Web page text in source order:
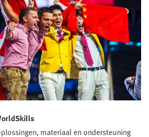
materiaal en ondersteuning